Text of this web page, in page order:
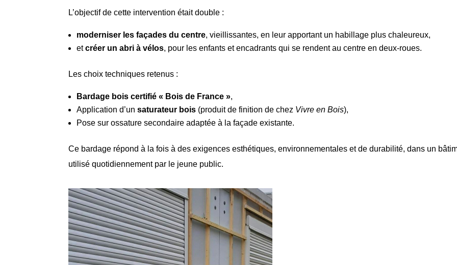
L’objectif de cette intervention était double :
moderniser les façades du centre, vieillissantes, en leur apportant un habillage plus chaleureux,
etcréer un abri à vélos, pour les enfants et encadrants qui se rendent au centre en deux-roues.
Les choix techniques retenus :
Bardage bois certifié « Bois de France »,
Application d’unsaturateur bois (produit de finition de chez Vivre en Bois),
Pose sur ossature secondaire adaptée à la façade existante.
Ce bardage répond à la fois à des exigences esthétiques, environnementales et de durabilité, dans un
utilisé quotidiennement par le jeune public.